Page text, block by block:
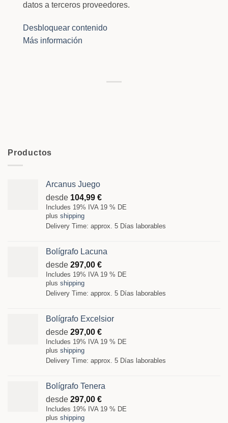
datos a terceros proveedores.
Desbloquear contenido
Más información
Productos
Arcanus Juego
desde 104,99 €
Includes 19% IVA 19 % DE
plus shipping
Delivery Time: approx. 5 Días laborables
Bolígrafo Lacuna
desde 297,00 €
Includes 19% IVA 19 % DE
plus shipping
Delivery Time: approx. 5 Días laborables
Bolígrafo Excelsior
desde 297,00 €
Includes 19% IVA 19 % DE
plus shipping
Delivery Time: approx. 5 Días laborables
Bolígrafo Tenera
desde 297,00 €
Includes 19% IVA 19 % DE
plus shipping